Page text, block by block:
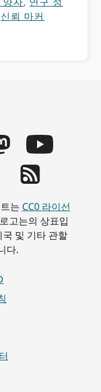
신뢰 마커
는 CC0 라이선
고는의 상표입
및 기타 관할
다.